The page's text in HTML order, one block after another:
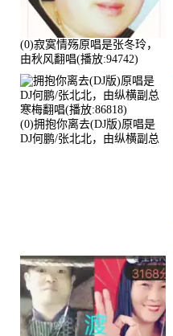
(0)寂寞情殇原唱是张冬玲，
由秋风翻唱(播放:94742)
(0)拥抱你离去(DJ版)原唱是
DJ何鹏/张北北，由纵横副总